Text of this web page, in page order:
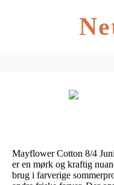
Mayflower Cotton 8/4
er en mørk og kraftig
brug i farverige